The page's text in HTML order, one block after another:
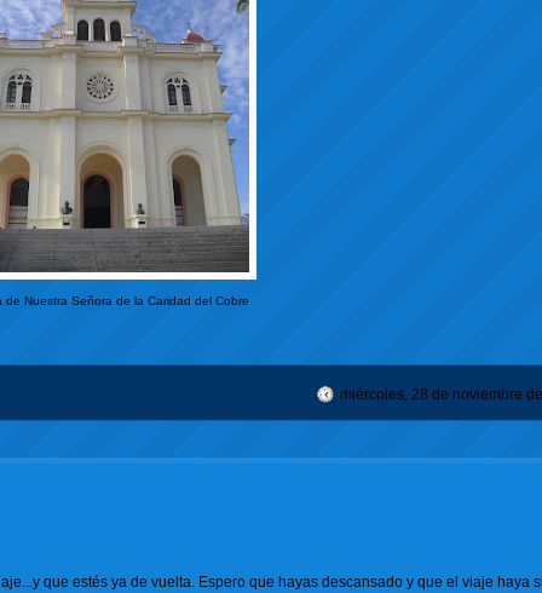
de Nuestra Señora de la Caridad del Cobre
miércoles, 28 de noviembre
que estés ya de vuelta. Espero que hayas descansado y que el viaje haya